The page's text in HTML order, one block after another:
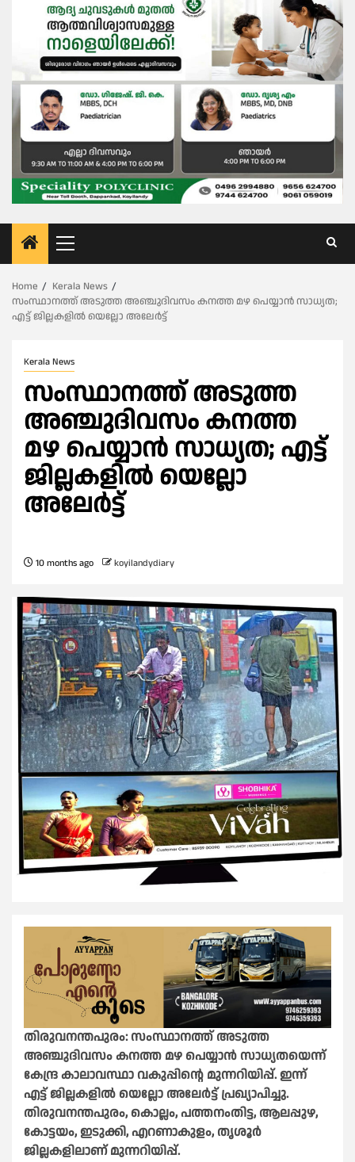
Primary
Menu
Home
Kerala News
സംസ്ഥാനത്ത് അടുത്ത അഞ്ചുദിവസം കനത്ത മഴ പെയ്യാൻ സാധ്യത;
എട്ട് ജില്ലകളിൽ യെല്ലോ അലേർട്ട്
Kerala News
സംസ്ഥാനത്ത് അടുത്ത
അഞ്ചുദിവസം കനത്ത
മഴ പെയ്യാൻ സാധ്യത; എട്ട്
ജില്ലകളിൽ യെല്ലോ
അലേർട്ട്
10 months ago koyilandydiary
തിരുവനന്തപുരം: സംസ്ഥാനത്ത് അടുത്ത
അഞ്ചുദിവസം കനത്ത മഴ പെയ്യാൻ സാധ്യതയെന്ന്
കേന്ദ്ര കാലാവസ്ഥാ വകുപ്പിന്റെ മുന്നറിയിപ്പ്. ഇന്ന്
എട്ട് ജില്ലകളിൽ യെല്ലോ അലേർട്ട് പ്രഖ്യാപിച്ചു.
തിരുവനന്തപുരം, കൊല്ലം, പത്തനംതിട്ട, ആലപ്പുഴ,
കോട്ടയം, ഇടുക്കി, എറണാകുളം, തൃശൂർ
ജില്ലകളിലാണ് മുന്നറിയിപ്പ്.